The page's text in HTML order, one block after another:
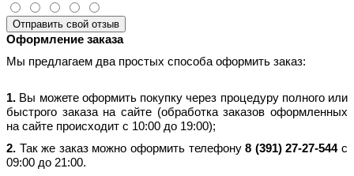
Отправить свой отзыв
Оформление заказа
Мы предлагаем два простых способа оформить заказ:
1. Вы можете оформить покупку через процедуру полного или
быстрого заказа на сайте (обработка заказов оформленных
на сайте происходит с 10:00 до 19:00);
2. Так же заказ можно оформить телефону8 (391) 27-27-544с
09:00 до 21:00.